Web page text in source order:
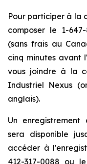
Pour participer à la
composer le 1-
(sans frais au
cinq minutes avant
vous joindre à la
Industriel Nexus
anglais).
Un
sera disponible
accéder à
412-317-0088 ou